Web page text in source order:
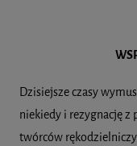
Dzisiejsze czasy
niekiedy i rezygnację z
twórców